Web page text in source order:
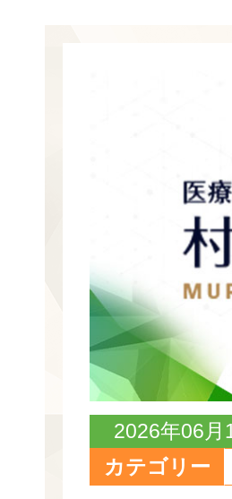
2026年06月
カテゴリー